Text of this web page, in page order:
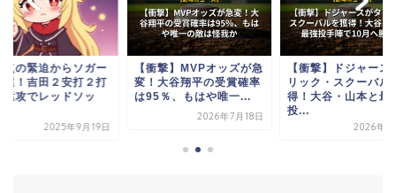
らソガー
安打２打
ドソッ
年9月19日
【衝撃】MVPオッズが急
変！大谷翔平の受賞確率
は95％、もはや唯一...
2026年7月18日
【衝撃】ドジャースがタ
リック・スクーバルを獲
得！大谷・山本と最強
投...
2026年8月2日